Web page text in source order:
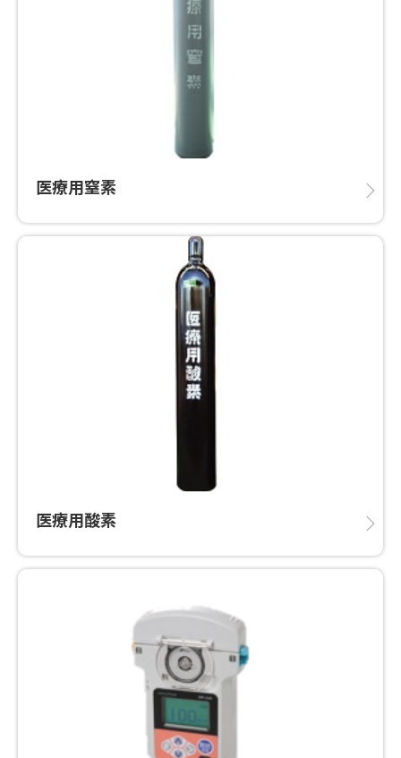
医療用窒素
医療用酸素